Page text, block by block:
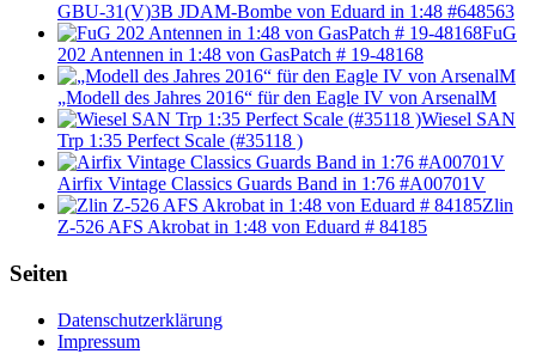
GBU-31(V)3B JDAM-Bombe von Eduard in 1:48 #648563
FuG
202 Antennen in 1:48 von GasPatch # 19-48168
„Modell des Jahres 2016“ für den Eagle IV von ArsenalM
Wiesel SAN
Trp 1:35 Perfect Scale (#35118 )
Airfix Vintage Classics Guards Band in 1:76 #A00701V
Zlin
Z-526 AFS Akrobat in 1:48 von Eduard # 84185
Seiten
Datenschutzerklärung
Impressum